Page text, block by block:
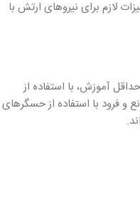
لازم برای نیروهای ارتش با
آموزش، با استفاده از
و فرود با استفاده از حسگرهای